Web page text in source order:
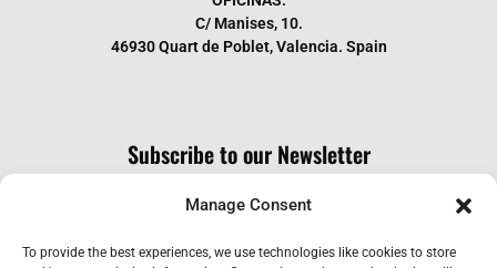
Manage Consent
To provide the best experiences, we use technologies like cookies to store
C/ Manises, 10.
46930 Quart de Poblet, Valencia. Spain
Subscribe to our Newsletter